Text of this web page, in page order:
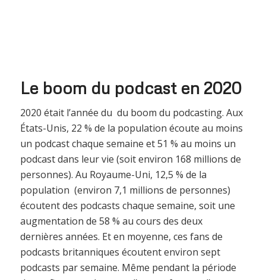
Le boom du podcast en 2020
2020 était l’année du du boom du podcasting. Aux
États-Unis, 22 % de la population écoute au moins
un podcast chaque semaine et 51 % au moins un
podcast dans leur vie (soit environ 168 millions de
personnes). Au Royaume-Uni, 12,5 % de la
population (environ 7,1 millions de personnes)
écoutent des podcasts chaque semaine, soit une
augmentation de 58 % au cours des deux
dernières années. Et en moyenne, ces fans de
podcasts britanniques écoutent environ sept
podcasts par semaine. Même pendant la période